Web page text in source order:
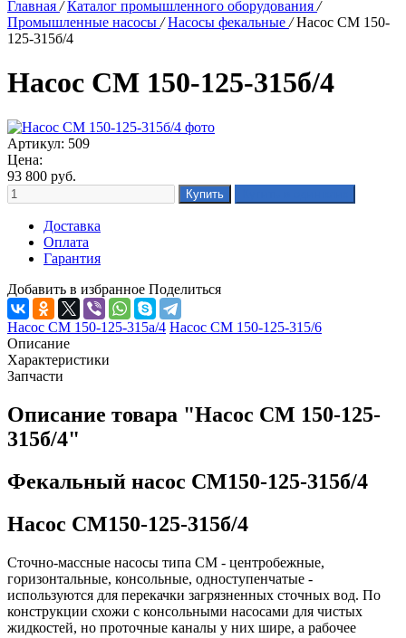
Главная / Каталог промышленного оборудования /
Промышленные насосы / Насосы фекальные / Насос СМ 150-
125-315б/4
Насос СМ 150-125-315б/4
Артикул: 509
Цена:
93 800 руб.
Доставка
Оплата
Гарантия
Добавить в избранное Поделиться
Насос СМ 150-125-315а/4 Насос СМ 150-125-315/6
Описание
Характеристики
Запчасти
Описание товара "Насос СМ 150-125-
315б/4"
Фекальный насос СМ150-125-315б/4
Насос СМ150-125-315б/4
Сточно-массные насосы типа СМ - центробежные,
горизонтальные, консоль­ные, одноступенчатые -
используются для перекачки загрязненных сточных вод. По
конструкции схожи с консольными насосами для чистых
жидкостей, но проточные каналы у них шире, а рабочее